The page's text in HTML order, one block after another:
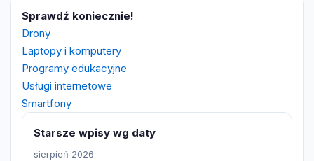
Sprawdź koniecznie!
Drony
Laptopy i komputery
Programy edukacyjne
Usługi internetowe
Smartfony
Starsze wpisy wg daty
sierpień 2026